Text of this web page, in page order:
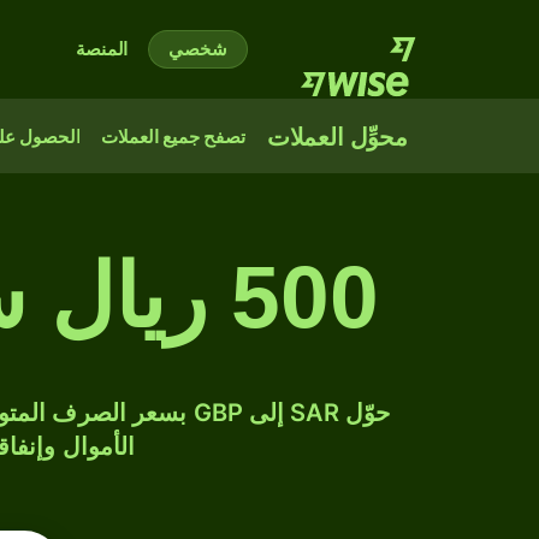
شخصي المنصة
محوِّل العملات تصفح جميع العملات الحصول
500 ريال سعودي إلى جنيه إسترليني
الأموال